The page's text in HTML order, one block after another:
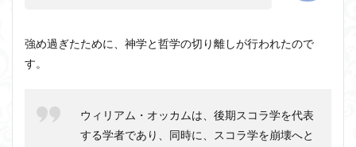
強め過ぎたために、神学と哲学の切り離しが行われたので
す。
ウィリアム・オッカムは、後期スコラ学を代表
する学者であり、同時に、スコラ学を崩壊へと